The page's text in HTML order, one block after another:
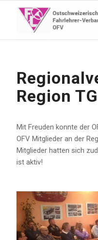
Region TG
Mit Freuden konnte der
OFV Mitglieder an der
Mitglieder hatten sich
ist aktiv!